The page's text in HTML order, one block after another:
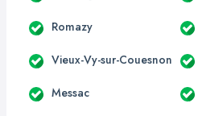
Romazy
Vieux-Vy-sur-Couesnon
Messac